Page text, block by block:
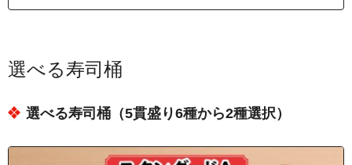
選べる寿司桶
選べる寿司桶（5貫盛り6種から2種選択）